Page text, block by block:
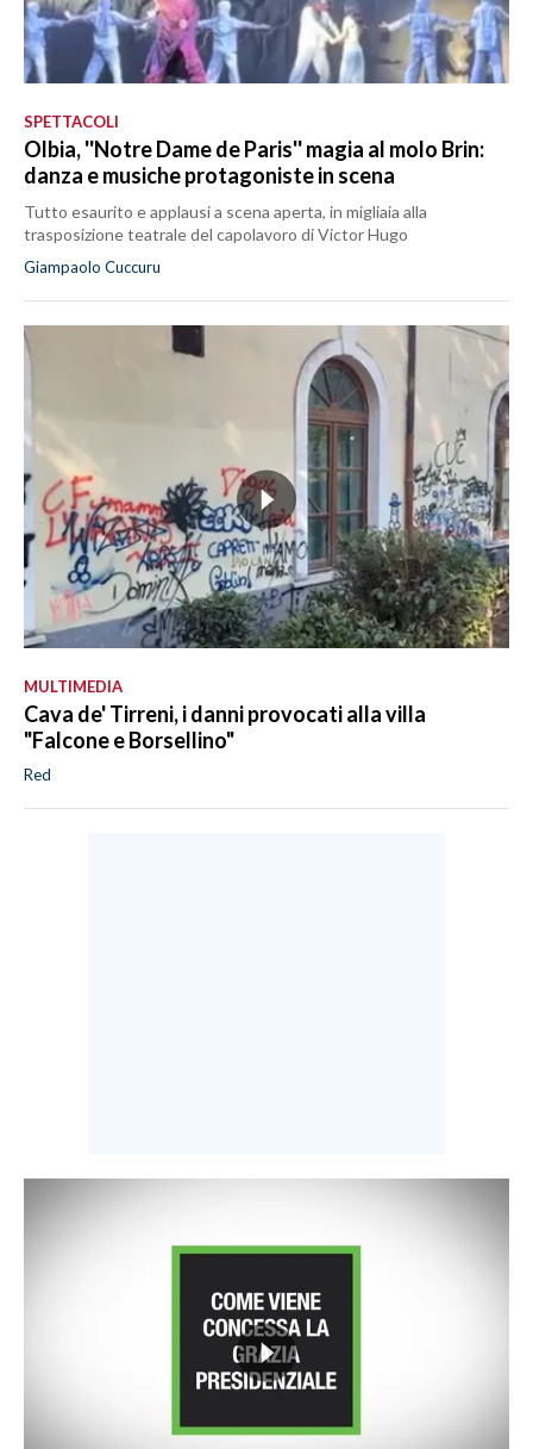
SPETTACOLI
Olbia, ''Notre Dame de Paris'' magia al molo Brin:
danza e musiche protagoniste in scena
Tutto esaurito e applausi a scena aperta, in migliaia alla
trasposizione teatrale del capolavoro di Victor Hugo
Giampaolo Cuccuru
MULTIMEDIA
Cava de' Tirreni, i danni provocati alla villa
"Falcone e Borsellino"
Red